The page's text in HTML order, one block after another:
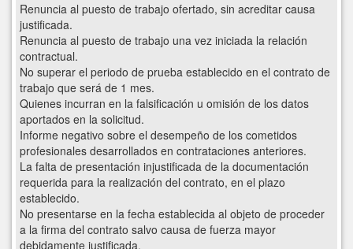
Renuncia al puesto de trabajo ofertado, sin acreditar causa
justificada.
Renuncia al puesto de trabajo una vez iniciada la relación
contractual.
No superar el periodo de prueba establecido en el contrato de
trabajo que será de 1 mes.
Quienes incurran en la falsificación u omisión de los datos
aportados en la solicitud.
Informe negativo sobre el desempeño de los cometidos
profesionales desarrollados en contrataciones anteriores.
La falta de presentación injustificada de la documentación
requerida para la realización del contrato, en el plazo
establecido.
No presentarse en la fecha establecida al objeto de proceder
a la firma del contrato salvo causa de fuerza mayor
debidamente justificada.